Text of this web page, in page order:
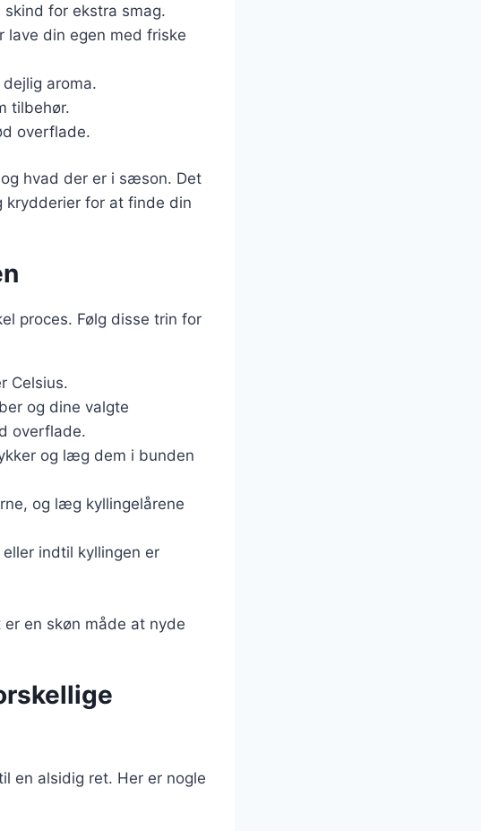
for ekstra smag.
din egen med friske
aroma.
tilbehør.
overflade.
hvad der er i sæson. Det
krydderier for at finde din
proces. Følg disse trin for
Celsius.
og dine valgte
overflade.
og læg dem i bunden
og læg kyllingelårene
indtil kyllingen er
en skøn måde at nyde
en alsidig ret. Her er nogle